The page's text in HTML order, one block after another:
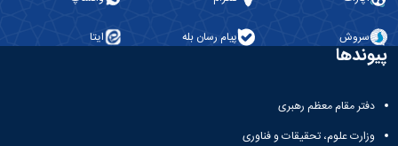
سروش پیام رسان بله ایتا
پیوندها
دفتر مقام معظم رهبری
وزارت علوم، تحقیقات و فناوری